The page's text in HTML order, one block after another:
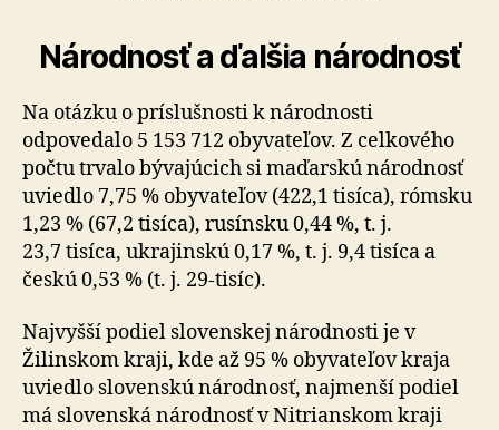
Národnosť a ďalšia národnosť
Na otázku o príslušnosti k národnosti
odpovedalo 5 153 712 obyvateľov. Z celkového
počtu trvalo bývajúcich si maďarskú národnosť
uviedlo 7,75 % obyvateľov (422,1 tisíca), rómsku
1,23 % (67,2 tisíca), rusínsku 0,44 %, t. j.
23,7 tisíca, ukrajinskú 0,17 %, t. j. 9,4 tisíca a
českú 0,53 % (t. j. 29-tisíc).
Najvyšší podiel slovenskej národnosti je v
Žilinskom kraji, kde až 95 % obyvateľov kraja
uviedlo slovenskú národnosť, najmenší podiel
má slovenská národnosť v Nitrianskom kraji